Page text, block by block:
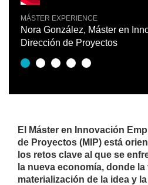
MÁSTER EXPERIENCE
Nora González, Máster en
Dirección de Proyectos
El Máster en Innovación
de Proyectos (MIP) está
los retos clave al que se
la nueva economía, donde
materialización de la idea y